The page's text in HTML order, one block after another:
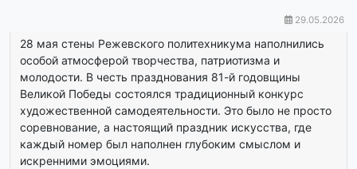
29.05.2026
28 мая стены Режевского политехникума наполнились
особой атмосферой творчества, патриотизма и
молодости. В честь празднования 81-й годовщины
Великой Победы состоялся традиционный конкурс
художественной самодеятельности. Это было не просто
соревнование, а настоящий праздник искусства, где
каждый номер был наполнен глубоким смыслом и
искренними эмоциями.